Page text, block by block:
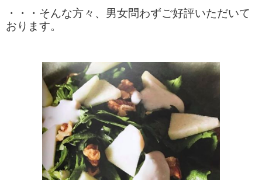
・・・そんな方々、男女問わずご好評いただいて
おります。